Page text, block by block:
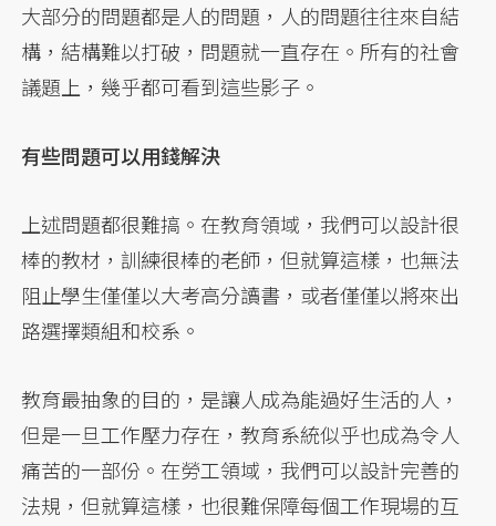
大部分的問題都是人的問題，人的問題往往來自結
構，結構難以打破，問題就一直存在。所有的社會
議題上，幾乎都可看到這些影子。
有些問題可以用錢解決
上述問題都很難搞。在教育領域，我們可以設計很
棒的教材，訓練很棒的老師，但就算這樣，也無法
阻止學生僅僅以大考高分讀書，或者僅僅以將來出
路選擇類組和校系。
教育最抽象的目的，是讓人成為能過好生活的人，
但是一旦工作壓力存在，教育系統似乎也成為令人
痛苦的一部份。在勞工領域，我們可以設計完善的
法規，但就算這樣，也很難保障每個工作現場的互